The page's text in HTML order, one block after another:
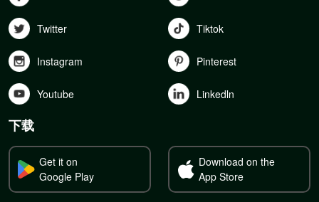
Twitter Tiktok
Instagram Pinterest
Youtube Linkedln
下载
Get it on
Google Play
Download on the
App Store